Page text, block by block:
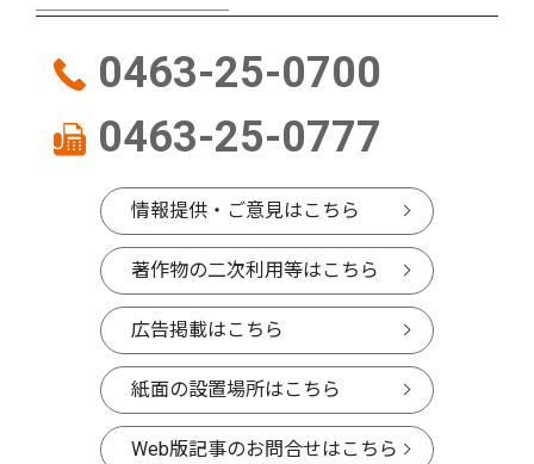
0463-25-0700
0463-25-0777
情報提供・ご意見はこちら
著作物の二次利用等はこちら
広告掲載はこちら
紙面の設置場所はこちら
Web版記事のお問合せはこちら